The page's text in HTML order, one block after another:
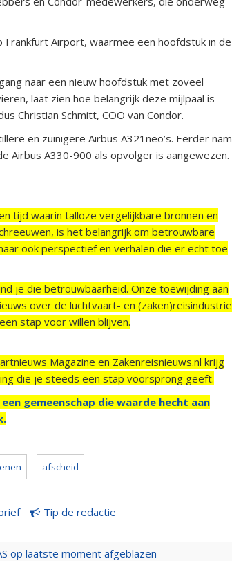
Airport, waarmee een hoofdstuk in de
naar een nieuw hoofdstuk met zoveel
laat zien hoe belangrijk deze mijlpaal is
Christian Schmitt, COO van Condor.
en zuinigere Airbus A321neo’s. Eerder nam
Airbus A330-900 als opvolger is aangewezen.
tijd waarin talloze vergelijkbare bronnen en
is het belangrijk om betrouwbare
ook perspectief en verhalen die er echt toe
je die betrouwbaarheid. Onze toewijding aan
over de luchtvaart- en (zaken)reisindustrie
stap voor willen blijven.
Magazine en Zakenreisnieuws.nl krijg
die je steeds een stap voorsprong geeft.
gemeenschap die waarde hecht aan
afscheid
Tip de redactie
op laatste moment afgeblazen